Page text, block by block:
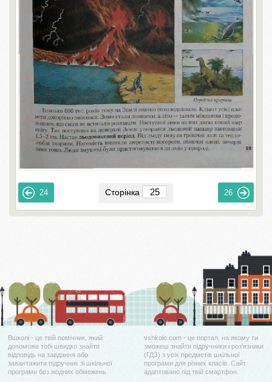
24 Сторінка 26
Вшколі - це твій помічник, який
допоможе тобі швидко знайти
відповідь на завдання або
завантажити підручник зі шкільної
програми без жодних обмежень.
vshkole.com - це портал, на якому ти
зможеш знайти підручники і роз'язники
(ГДЗ) з усіх предметів шкільної
програми для різних класів. Сайт
адаптовано під твій смартфон.